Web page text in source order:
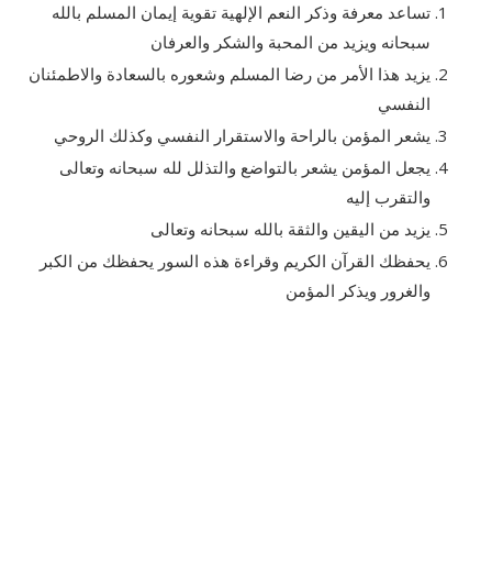
تساعد معرفة وذكر النعم الإلهية تقوية إيمان المسلم بالله
سبحانه ويزيد من المحبة والشكر والعرفان
يزيد هذا الأمر من رضا المسلم وشعوره بالسعادة والاطمئنان
النفسي
يشعر المؤمن بالراحة والاستقرار النفسي وكذلك الروحي
يجعل المؤمن يشعر بالتواضع والتذلل لله سبحانه وتعالى
والتقرب إليه
يزيد من اليقين والثقة بالله سبحانه وتعالى
يحفظك القرآن الكريم وقراءة هذه السور يحفظك من الكبر
والغرور ويذكر المؤمن